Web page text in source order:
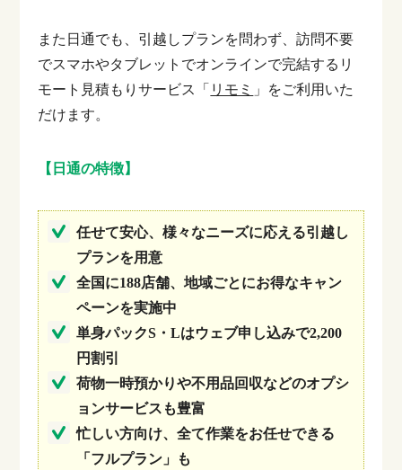
また日通でも、引越しプランを問わず、訪問不要
でスマホやタブレットでオンラインで完結するリ
モート見積もりサービス「 リモミ 」をご利用いた
だけます。
【日通の特徴】
任せて安心、様々なニーズに応える引越し
プランを用意
全国に188店舗、地域ごとにお得なキャン
ペーンを実施中
単身パックS・Lはウェブ申し込みで2,200
円割引
荷物一時預かりや不用品回収などのオプシ
ョンサービスも豊富
忙しい方向け、全て作業をお任せできる
「フルプラン」も